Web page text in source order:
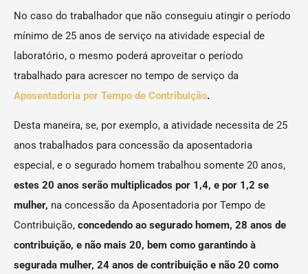
No caso do trabalhador que não conseguiu atingir o período
mínimo de 25 anos de serviço na atividade especial de
laboratório, o mesmo poderá aproveitar o período
trabalhado para acrescer no tempo de serviço da
Aposentadoria por Tempo de Contribuição.
Desta maneira, se, por exemplo, a atividade necessita de 25
anos trabalhados para concessão da aposentadoria
especial, e o segurado homem trabalhou somente 20 anos,
estes 20 anos serão multiplicados por 1,4, e por 1,2 se
mulher, na concessão da Aposentadoria por Tempo de
Contribuição, concedendo ao segurado homem, 28 anos de
contribuição, e não mais 20, bem como garantindo à
segurada mulher, 24 anos de contribuição e não 20 como